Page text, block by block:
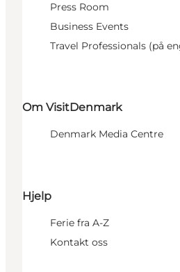
Press Room
Business Events
Travel Professionals (på
Om VisitDenmark
Denmark Media Centre
Hjelp
Ferie fra A-Z
Kontakt oss